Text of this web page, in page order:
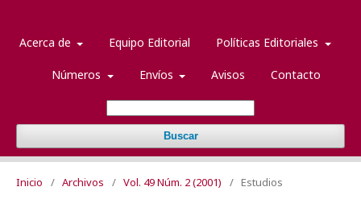
Acerca de Equipo Editorial Políticas Editoriales
Números Envíos Avisos Contacto
Buscar
Inicio / Archivos / Vol. 49 Núm. 2 (2001) / Estudios